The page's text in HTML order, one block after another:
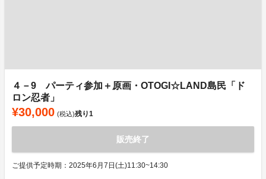
４－9 パーティ参加＋原画・OTOGI☆LAND島民「ド
ロン忍者」
¥30,000 (税込)残り1
販売終了
ご提供予定時期：2025年6月7日(土)11:30~14:30